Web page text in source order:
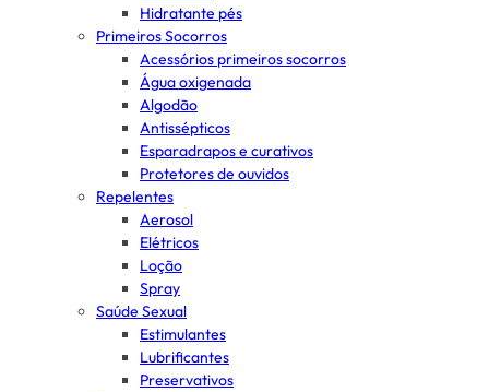
Hidratante pés
Primeiros Socorros
Acessórios primeiros socorros
Água oxigenada
Algodão
Antissépticos
Esparadrapos e curativos
Protetores de ouvidos
Repelentes
Aerosol
Elétricos
Loção
Spray
Saúde Sexual
Estimulantes
Lubrificantes
Preservativos